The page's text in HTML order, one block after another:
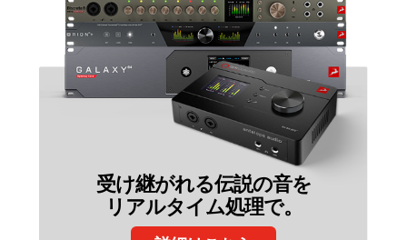
受け継がれる伝説の音を
リアルタイム処理で。